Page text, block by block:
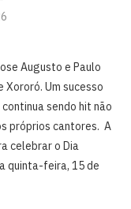
Augusto e Paulo
Xororó. Um sucesso
sendo hit não
próprios cantores. A
celebrar o Dia
quinta-feira, 15 de